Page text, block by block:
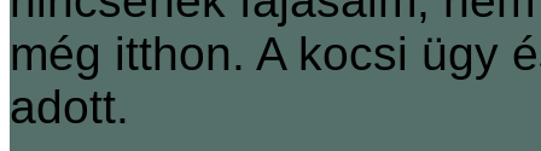
még itthon. A kocsi ügy
adott.